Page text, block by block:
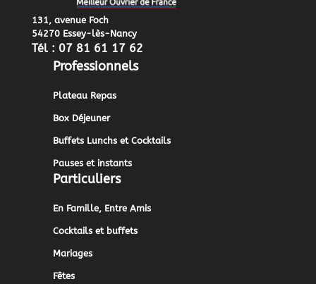
131, avenue Foch
54270 Essey-lès-Nancy
Tél : 07 81 61 17 62
Professionnels
Plateau Repas
Box Déjeuner
Buffets Lunchs et Cocktails
Pauses et instants
Particuliers
En Famille, Entre Amis
Cocktails et buffets
Mariages
Fêtes